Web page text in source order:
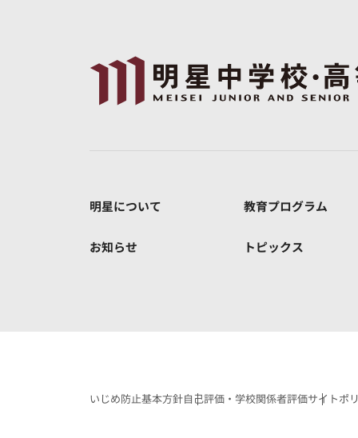
明星について 教育プログラム
お知らせ トピックス
いじめ防止基本方針自己評価・学校関係者評価サイトポ